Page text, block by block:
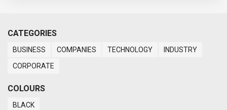
CATEGORIES
BUSINESS COMPANIES TECHNOLOGY
INDUSTRY
CORPORATE
COLOURS
BLACK